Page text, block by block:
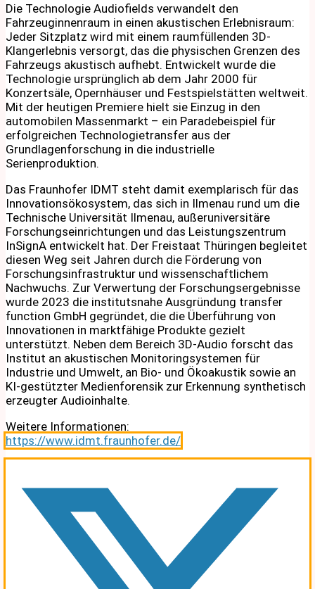
Die Technologie Audiofields verwandelt den
Fahrzeuginnenraum in einen akustischen Erlebnisraum:
Jeder Sitzplatz wird mit einem raumfüllenden 3D-
Klangerlebnis versorgt, das die physischen Grenzen des
Fahrzeugs akustisch aufhebt. Entwickelt wurde die
Technologie ursprünglich ab dem Jahr 2000 für
Konzertsäle, Opernhäuser und Festspielstätten weltweit.
Mit der heutigen Premiere hielt sie Einzug in den
automobilen Massenmarkt – ein Paradebeispiel für
erfolgreichen Technologietransfer aus der
Grundlagenforschung in die industrielle
Serienproduktion.
Das Fraunhofer IDMT steht damit exemplarisch für das
Innovationsökosystem, das sich in Ilmenau rund um die
Technische Universität Ilmenau, außeruniversitäre
Forschungseinrichtungen und das Leistungszentrum
InSignA entwickelt hat. Der Freistaat Thüringen begleitet
diesen Weg seit Jahren durch die Förderung von
Forschungsinfrastruktur und wissenschaftlichem
Nachwuchs. Zur Verwertung der Forschungsergebnisse
wurde 2023 die institutsnahe Ausgründung transfer
function GmbH gegründet, die die Überführung von
Innovationen in marktfähige Produkte gezielt
unterstützt. Neben dem Bereich 3D-Audio forscht das
Institut an akustischen Monitoringsystemen für
Industrie und Umwelt, an Bio- und Ökoakustik sowie an
KI-gestützter Medienforensik zur Erkennung synthetisch
erzeugter Audioinhalte.
Weitere Informationen:
https://www.idmt.fraunhofer.de/